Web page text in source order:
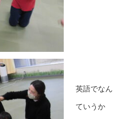
英語でなん
ていうか